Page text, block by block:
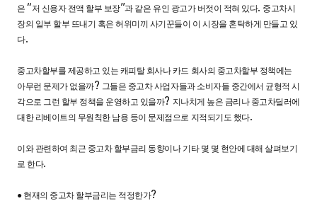
은“저 신용자 전액 할부 보장”과 같은 유인 광고가 버젓이 적혀 있다. 중고차시
장의 일부 할부 뜨내기 혹은 허위미끼 사기꾼들이 이 시장을 혼탁하게 만들고 있
다.
중고차할부를 제공하고 있는 캐피탈 회사나 카드 회사의 중고차할부 정책에는
아무런 문제가 없을까? 그들은 중고차 사업자들과 소비자들 중간에서 균형적 시
각으로 그런 할부 정책을 운영하고 있을까? 지나치게 높은 금리나 중고차딜러에
대한 리베이트의 무원칙한 남용 등이 문제점으로 지적되기도 했다.
이와 관련하여 최근 중고차 할부금리 동향이나 기타 몇 몇 현안에 대해 살펴보기
로 한다.
● 현재의 중고차 할부금리는 적정한가?